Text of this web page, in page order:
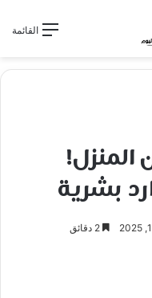
القائمة
بشرية